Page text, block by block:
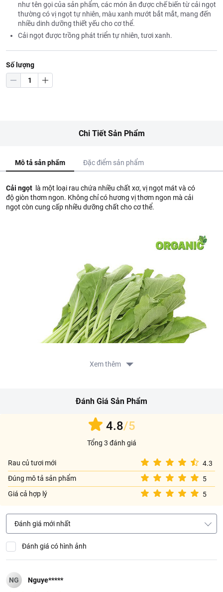
như tên gọi của sản phẩm, các món ăn được chế biến từ cải ngọt
thường có vị ngọt tự nhiên, màu xanh mướt bắt mắt, mang đến
nhiều dinh dưỡng thiết yếu cho cơ thể.
Cải ngọt được trồng phát triển tự nhiên, tươi xanh.
Số lượng
Chi Tiết Sản Phẩm
Mô tả sản phẩm Đặc điểm sản phẩm
Cải ngọt là một loại rau chứa nhiều chất xơ, vị ngọt mát và có
độ giòn thơm ngon. Không chỉ có hương vị thơm ngon mà cải
ngọt còn cung cấp nhiều dưỡng chất cho cơ thể.
Xem thêm
Đánh Giá Sản Phẩm
4.8/5
Tổng 3 đánh giá
Rau củ tươi mới
4.3
Đúng mô tả sản phẩm
5
Giá cả hợp lý
5
Đánh giá mới nhất
Đánh giá có hình ảnh
NG Nguye*****